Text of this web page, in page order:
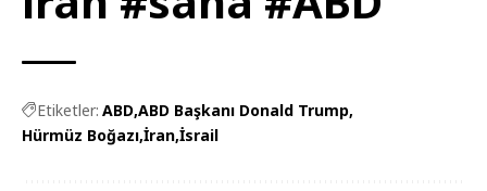
Etiketler: ABD ABD Başkanı Donald Trump
Hürmüz Boğazı İran İsrail